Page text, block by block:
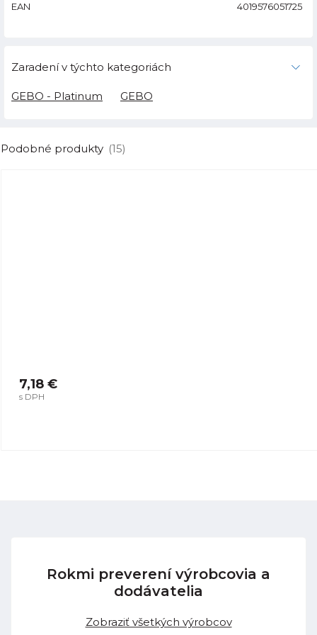
EAN 4019576051725
Zaradení v týchto kategoriách
GEBO - Platinum GEBO
Podobné produkty (15)
7,18 €
s DPH
Rokmi preverení výrobcovia a
dodávatelia
Zobraziť všetkých výrobcov